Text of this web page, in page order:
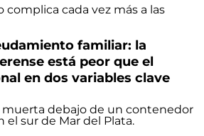
familiar: la
está peor que el
en dos variables clave